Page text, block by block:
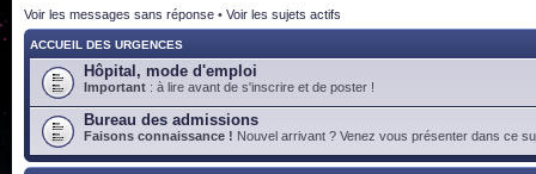
Voir les messages sans réponse • Voir les sujets actifs
ACCUEIL DES URGENCES
Hôpital, mode d'emploi
Important : à lire avant de s'inscrire et de poster !
Bureau des admissions
Faisons connaissance ! Nouvel arrivant ? Venez vous présenter dans ce